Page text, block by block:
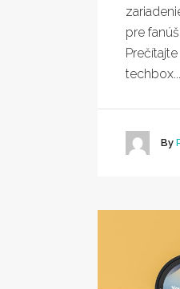
pre
techbox...
By